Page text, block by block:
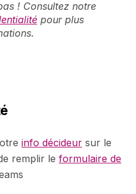
! Consultez notre
pour plus
info décideur sur le
remplir le formulaire de